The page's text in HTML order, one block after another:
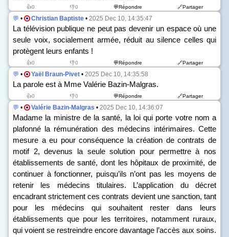
👍0 👎0 💬Répondre 🔗Partager
💬 • Christian Baptiste • 2025 Dec 10, 14:35:47
La télévision publique ne peut pas devenir un espace où une
seule voix, socialement armée, réduit au silence celles qui
protègent leurs enfants !
👍0 👎0 💬Répondre 🔗Partager
💬 • Yaël Braun-Pivet • 2025 Dec 10, 14:35:58
La parole est à Mme Valérie Bazin-Malgras.
👍0 👎0 💬Répondre 🔗Partager
💬 • Valérie Bazin-Malgras • 2025 Dec 10, 14:36:07
Madame la ministre de la santé, la loi qui porte votre nom a
plafonné la rémunération des médecins intérimaires. Cette
mesure a eu pour conséquence la création de contrats de
motif 2, devenus la seule solution pour permettre à nos
établissements de santé, dont les hôpitaux de proximité, de
continuer à fonctionner, puisqu’ils n’ont pas les moyens de
retenir les médecins titulaires. L’application du décret
encadrant strictement ces contrats devient une sanction, tant
pour les médecins qui souhaitent rester dans leurs
établissements que pour les territoires, notamment ruraux,
qui voient se restreindre encore davantage l’accès aux soins.